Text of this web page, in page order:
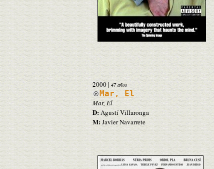
2000| 47 años
Mar, El
Mar, El
D:Agustí Villaronga
M:Javier Navarrete